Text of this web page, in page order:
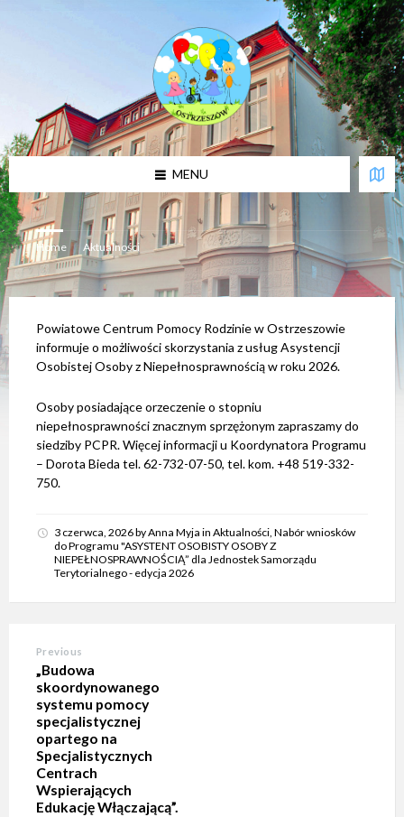
w
i
t
r
y
n
a
z
a
w
e
r
a
s
s
MENU
Home / Aktualności
Powiatowe Centrum Pomocy Rodzinie w Ostrzeszowie
informuje o możliwości skorzystania z usług Asystencji
Osobistej Osoby z Niepełnosprawnością w roku 2026.
Osoby posiadające orzeczenie o stopniu
niepełnosprawności znacznym sprzężonym zapraszamy do
siedziby PCPR. Więcej informacji u Koordynatora Programu
– Dorota Bieda tel. 62-732-07-50, tel. kom. +48 519-332-
750.
3 czerwca, 2026byAnna Myja in Aktualności, Nabór wniosków
do Programu "ASYSTENT OSOBISTY OSOBY Z
NIEPEŁNOSPRAWNOŚCIĄ” dla Jednostek Samorządu
Terytorialnego - edycja 2026
Previous
„Budowa
skoordynowanego
systemu pomocy
specjalistycznej
opartego na
Specjalistycznych
Centrach
Wspierających
Edukację Włączającą”.